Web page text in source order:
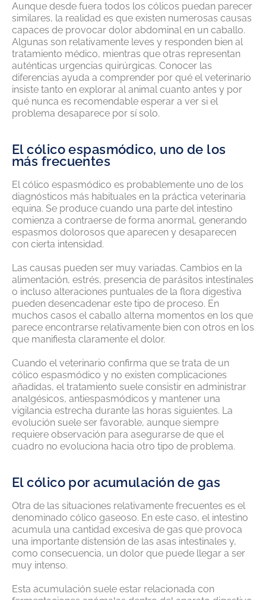
Aunque desde fuera todos los cólicos puedan parecer
similares, la realidad es que existen numerosas causas
capaces de provocar dolor abdominal en un caballo.
Algunas son relativamente leves y responden bien al
tratamiento médico, mientras que otras representan
auténticas urgencias quirúrgicas. Conocer las
diferencias ayuda a comprender por qué el veterinario
insiste tanto en explorar al animal cuanto antes y por
qué nunca es recomendable esperar a ver si el
problema desaparece por sí solo.
El cólico espasmódico, uno de los
más frecuentes
El cólico espasmódico es probablemente uno de los
diagnósticos más habituales en la práctica veterinaria
equina. Se produce cuando una parte del intestino
comienza a contraerse de forma anormal, generando
espasmos dolorosos que aparecen y desaparecen
con cierta intensidad.
Las causas pueden ser muy variadas. Cambios en la
alimentación, estrés, presencia de parásitos intestinales
o incluso alteraciones puntuales de la flora digestiva
pueden desencadenar este tipo de proceso. En
muchos casos el caballo alterna momentos en los que
parece encontrarse relativamente bien con otros en los
que manifiesta claramente el dolor.
Cuando el veterinario confirma que se trata de un
cólico espasmódico y no existen complicaciones
añadidas, el tratamiento suele consistir en administrar
analgésicos, antiespasmódicos y mantener una
vigilancia estrecha durante las horas siguientes. La
evolución suele ser favorable, aunque siempre
requiere observación para asegurarse de que el
cuadro no evoluciona hacia otro tipo de problema.
El cólico por acumulación de gas
Otra de las situaciones relativamente frecuentes es el
denominado cólico gaseoso. En este caso, el intestino
acumula una cantidad excesiva de gas que provoca
una importante distensión de las asas intestinales y,
como consecuencia, un dolor que puede llegar a ser
muy intenso.
Esta acumulación suele estar relacionada con